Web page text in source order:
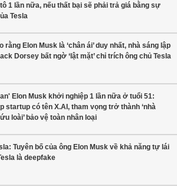
1 lần nữa, nếu thất bại sẽ phải trả giá bằng sự
Tesla
rằng Elon Musk là ‘chân ái’ duy nhất, nhà sáng lập
Dorsey bất ngờ ‘lật mặt’ chỉ trích ông chủ Tesla
Elon Musk khởi nghiệp 1 lần nữa ở tuổi 51:
startup có tên X.AI, tham vọng trở thành ‘nhà
loài’ bảo vệ toàn nhân loại
Tuyên bố của ông Elon Musk về khả năng tự lái
là deepfake